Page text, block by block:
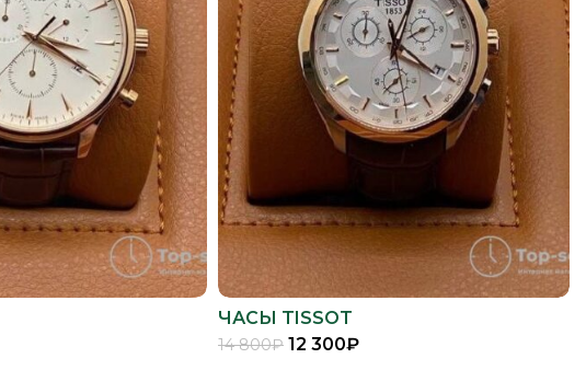
ЧАСЫ TISSOT
14 800₽ 12 300₽